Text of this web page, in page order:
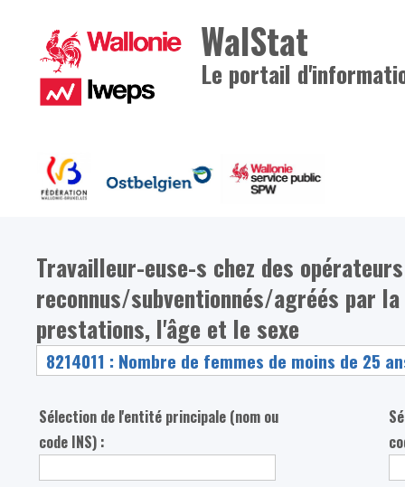
WalStat
Le portail
Travailleur-euse-s chez des
reconnus/subventionnés/agréés par
prestations, l'âge et le sexe
Sélection de l'entité principale (nom ou
code INS) :